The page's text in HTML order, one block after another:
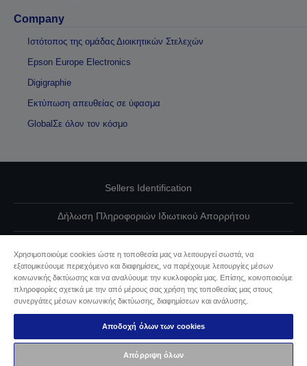
Company
Ιστότοπος της ομάδας Διοικητικών Στελεχών
Epson Europe Electronics
Digigraphie
Εκτύπωση απευθείας σε ύφασμα
GlobalΣε όλον τον κόσμο
Sellers Identification
Δήλωση Πληροφοριών Ιδιωτικού Απορρήτου
Επικοινωνήστε μαζί μας για τα δεδομένα σας
Πληροφορίες σχετικά με τα cookie
Δέσμευση της Epson για προσβασιμότητα
Χρησιμοποιούμε cookies ώστε η τοποθεσία μας να λειτουργεί σωστά, να
εξατομικεύουμε περιεχόμενο και διαφημίσεις, να παρέχουμε λειτουργίες μέσων
κοινωνικής δικτύωσης και να αναλύουμε την κυκλοφορία μας. Επίσης, κοινοποιούμε
πληροφορίες σχετικά με την από μέρους σας χρήση της τοποθεσίας μας στους
συνεργάτες μέσων κοινωνικής δικτύωσης, διαφημίσεων και ανάλυσης.
Αποδοχή όλων των cookies
Απόρριψη όλων